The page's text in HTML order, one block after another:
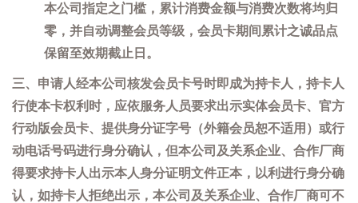
本公司指定之门槛，累计消费金额与消费次数将均归
零，并自动调整会员等级，会员卡期间累计之诚品点
保留至效期截止日。
三、申请人经本公司核发会员卡号时即成为持卡人，持卡人
行使本卡权利时，应依服务人员要求出示实体会员卡、官方
行动版会员卡、提供身分证字号（外籍会员恕不适用）或行
动电话号码进行身分确认，但本公司及关系企业、合作厂商
得要求持卡人出示本人身分证明文件正本，以利进行身分确
认，如持卡人拒绝出示，本公司及关系企业、合作厂商可不